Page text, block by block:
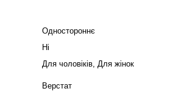
Одностороннє
Ні
Для чоловіків, Для жінок
Верстат